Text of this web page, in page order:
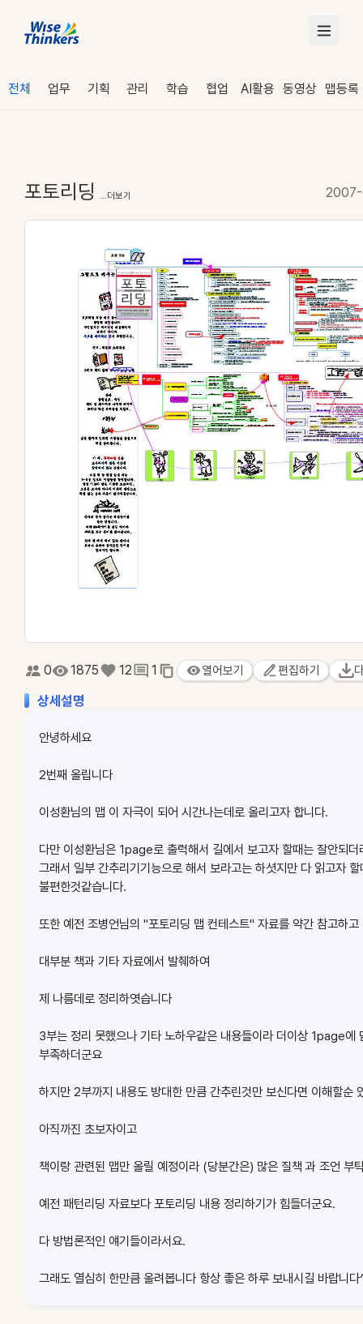
로그인
수강 신청
전체 업무 기획 관리 학습 협업 AI활용 동영상 맵등록
포토리딩 ...더보기
0 1875 12 1 열어보기 편집하기
상세설명
안녕하세요
2번째 올립니다
이성환님의 맵 이 자극이 되어 시간나는데로 올리고자 합니다.
다만 이성환님은 1page로 출력해서 길에서 보고자 할때는 잘안되더
그래서 일부 간추리기기능으로 해서 보라고는 하셧지만 다 읽고자 할
불편한것같습니다.
또한 예전 조병언님의 "포토리딩 맵 컨테스트" 자료를 약간 참고하고
대부분 책과 기타 자료에서 발췌하여
제 나름데로 정리하엿습니다
3부는 정리 못했으나 기타 노하우같은 내용들이라 더이상 1page에
부족하더군요
하지만 2부까지 내용도 방대한 만큼 간추린것만 보신다면 이해할순
아직까진 초보자이고
책이랑 관련된 맵만 올릴 예정이라 (당분간은) 많은 질책 과 조언 부
예전 패턴리딩 자료보다 포토리딩 내용 정리하기가 힘들더군요.
다 방법론적인 얘기들이라서요.
그래도 열심히 한만큼 올려봅니다 항상 좋은 하루 보내시길 바랍니